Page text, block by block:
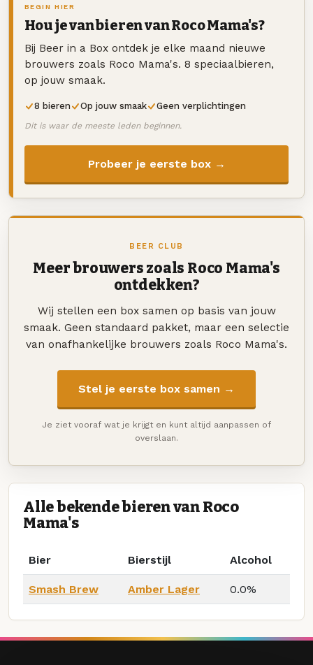
BEGIN HIER
Hou je van bieren van Roco Mama's?
Bij Beer in a Box ontdek je elke maand nieuwe
brouwers zoals Roco Mama's. 8 speciaalbieren,
op jouw smaak.
8 bieren Op jouw smaak Geen verplichtingen
Dit is waar de meeste leden beginnen.
Probeer je eerste box →
BEER CLUB
Meer brouwers zoals Roco Mama's
ontdekken?
Wij stellen een box samen op basis van jouw
smaak. Geen standaard pakket, maar een selectie
van onafhankelijke brouwers zoals Roco Mama's.
Stel je eerste box samen →
Je ziet vooraf wat je krijgt en kunt altijd aanpassen of
overslaan.
Alle bekende bieren van Roco
Mama's
Bier Bierstijl Alcohol
Smash Brew Amber Lager 0.0%